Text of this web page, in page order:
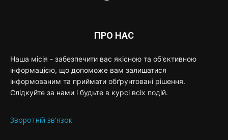
ПРО НАС
Наша місія - забезпечити вас якісною та об'єктивною
інформацією, що допоможе вам залишатися
інформованим та приймати обґрунтовані рішення.
Слідкуйте за нами і будьте в курсі всіх подій.
Зворотній зв'язок